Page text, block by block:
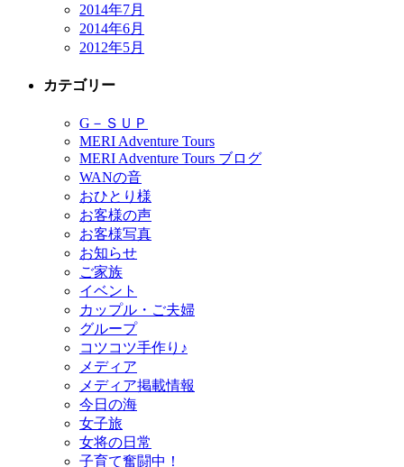
2014年7月
2014年6月
2012年5月
カテゴリー
G－ＳＵＰ
MERI Adventure Tours
MERI Adventure Tours ブログ
WANの音
おひとり様
お客様の声
お客様写真
お知らせ
ご家族
イベント
カップル・ご夫婦
グループ
コツコツ手作り♪
メディア
メディア掲載情報
今日の海
女子旅
女将の日常
子育て奮闘中！